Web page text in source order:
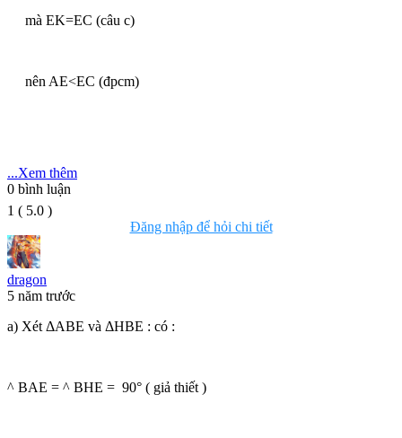
mà EK=EC (câu c)
nên AE<EC (đpcm)
...Xem thêm
0 bình luận
1 ( 5.0 )
Đăng nhập để hỏi chi tiết
dragon
5 năm trước
a) Xét ΔABE và ΔHBE : có :
^ BAE = ^ BHE = 90° ( giả thiết )